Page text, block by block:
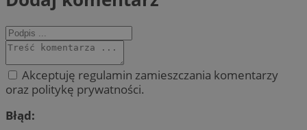
Akceptuję regulamin zamieszczania komentarzy
oraz politykę prywatności.
Błąd: